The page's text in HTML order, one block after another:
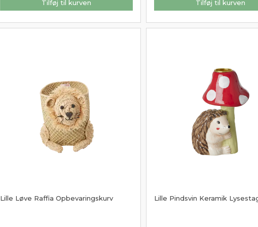
Tilføj til kurven Tilføj til kurven
Lille Løve Raffia Opbevaringskurv Lille Pindsvin Keramik